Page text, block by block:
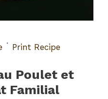
· Print Recipe
Poulet et
Familial